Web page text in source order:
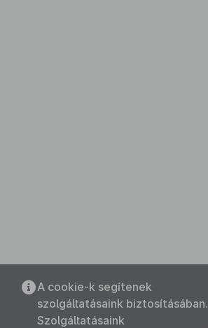
A cookie-k segítenek
szolgáltatásaink biztosításában.
Szolgáltatásaink